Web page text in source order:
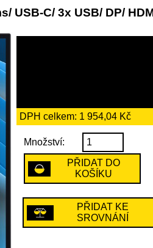
USB-C/ 3x USB/ DP/
DPH celkem: 1 954,04 Kč
Množství:
PŘIDAT DO
KOŠÍKU
PŘIDAT KE
SROVNÁNÍ